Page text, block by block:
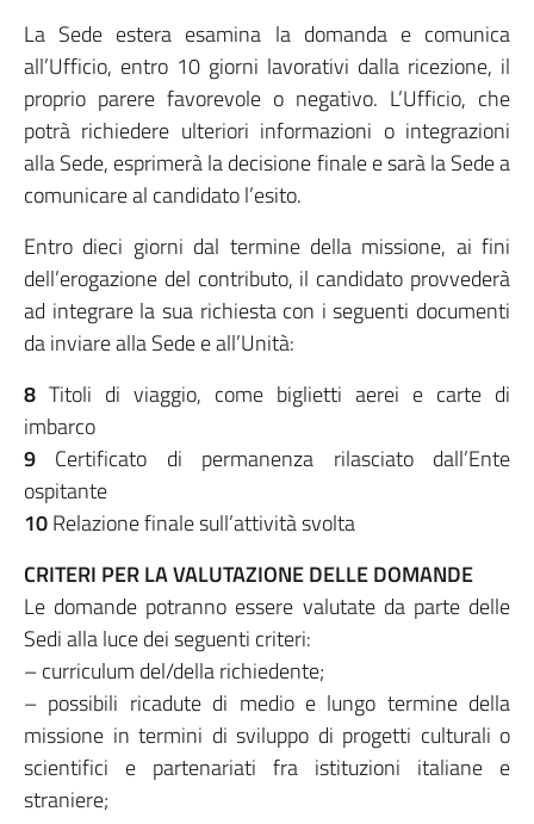
La Sede estera esamina la domanda e comunica
all’Ufficio, entro 10 giorni lavorativi dalla ricezione, il
proprio parere favorevole o negativo. L’Ufficio, che
potrà richiedere ulteriori informazioni o integrazioni
alla Sede, esprimerà la decisione finale e sarà la Sede a
comunicare al candidato l’esito.
Entro dieci giorni dal termine della missione, ai fini
dell’erogazione del contributo, il candidato provvederà
ad integrare la sua richiesta con i seguenti documenti
da inviare alla Sede e all’Unità:
8 Titoli di viaggio, come biglietti aerei e carte di
imbarco
9 Certificato di permanenza rilasciato dall’Ente
ospitante
10Relazione finale sull’attività svolta
CRITERI PER LA VALUTAZIONE DELLE DOMANDE
Le domande potranno essere valutate da parte delle
Sedi alla luce dei seguenti criteri:
– curriculum del/della richiedente;
– possibili ricadute di medio e lungo termine della
missione in termini di sviluppo di progetti culturali o
scientifici e partenariati fra istituzioni italiane e
straniere;